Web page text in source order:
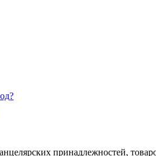
принадлежностей,